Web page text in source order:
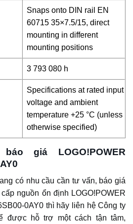
Snaps onto DIN rail EN
60715 35×7.5/15, direct
mounting in different
mounting positions
3 793 080 h
Specifications at rated input
voltage and ambient
temperature +25 °C (unless
otherwise specified)
giá LOGO!POWER
có nhu cầu cần tư vấn, báo giá
nguồn ổn định LOGO!POWER
0AY0 thì hãy liên hệ Công ty
được hỗ trợ một cách tận tâm,